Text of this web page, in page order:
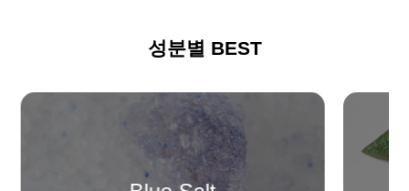
성분별 BEST